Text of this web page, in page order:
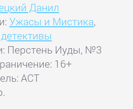
Данил
Ужасы и Мистика,
Перстень Иуды, №3
16+
АСТ